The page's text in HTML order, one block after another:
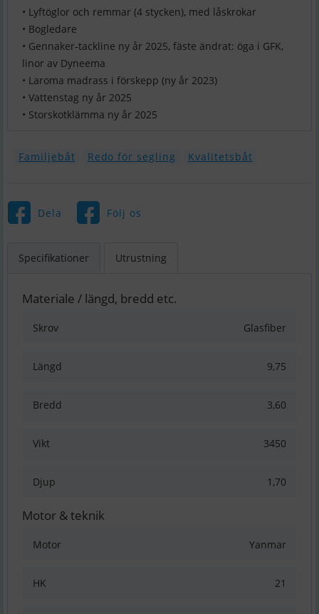
• Lyftöglor och remmar (4 stycken), med låskrokar
• Bogledare
• Gennaker-tackline ny år 2025, fäste ändrat: öga i GFK,
linor av Dyneema
• Laroma madrass i förskepp (ny år 2023)
• Vattenstag ny år 2025
• Storskotklämma ny år 2025
Familjebåt Redo för segling Kvalitetsbåt
Dela Följ os
Specifikationer Utrustning
Materiale / längd, bredd etc.
Skrov Glasfiber
Längd 9,75
Bredd 3,60
Vikt 3450
Djup 1,70
Motor & teknik
Motor Yanmar
HK 21